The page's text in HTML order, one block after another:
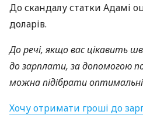
До скандалу статки Адамі
доларів.
До речі, якщо вас цікавить
до зарплати, за допомогою
можна підібрати
Хочу отримати гроші до